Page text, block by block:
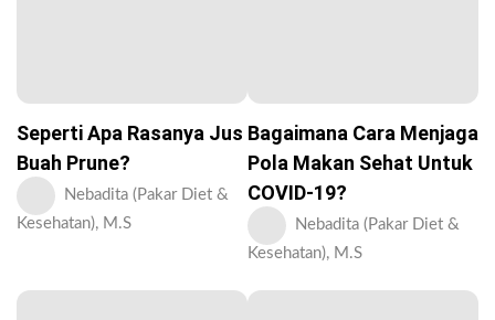
Seperti Apa Rasanya Jus
Buah Prune?
Nebadita (Pakar Diet &
Kesehatan), M.S
Bagaimana Cara Menjaga
Pola Makan Sehat Untuk
COVID-19?
Nebadita (Pakar Diet &
Kesehatan), M.S